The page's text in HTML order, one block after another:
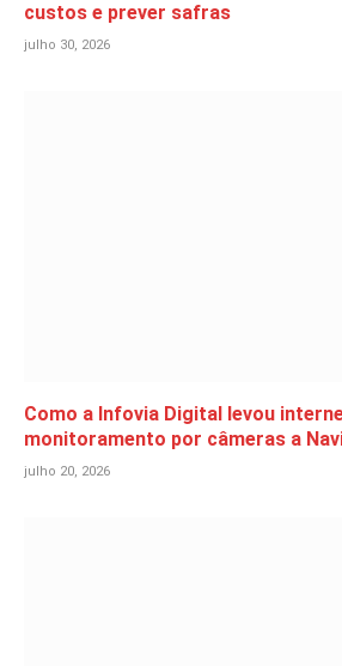
custos e prever safras
julho 30, 2026
Como a Infovia Digital levou
monitoramento por câmeras a
julho 20, 2026